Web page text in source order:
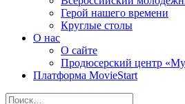
Герой нашего времени
Круглые столы
О нас
О сайте
Продюсерский центр
Платформа MovieStart